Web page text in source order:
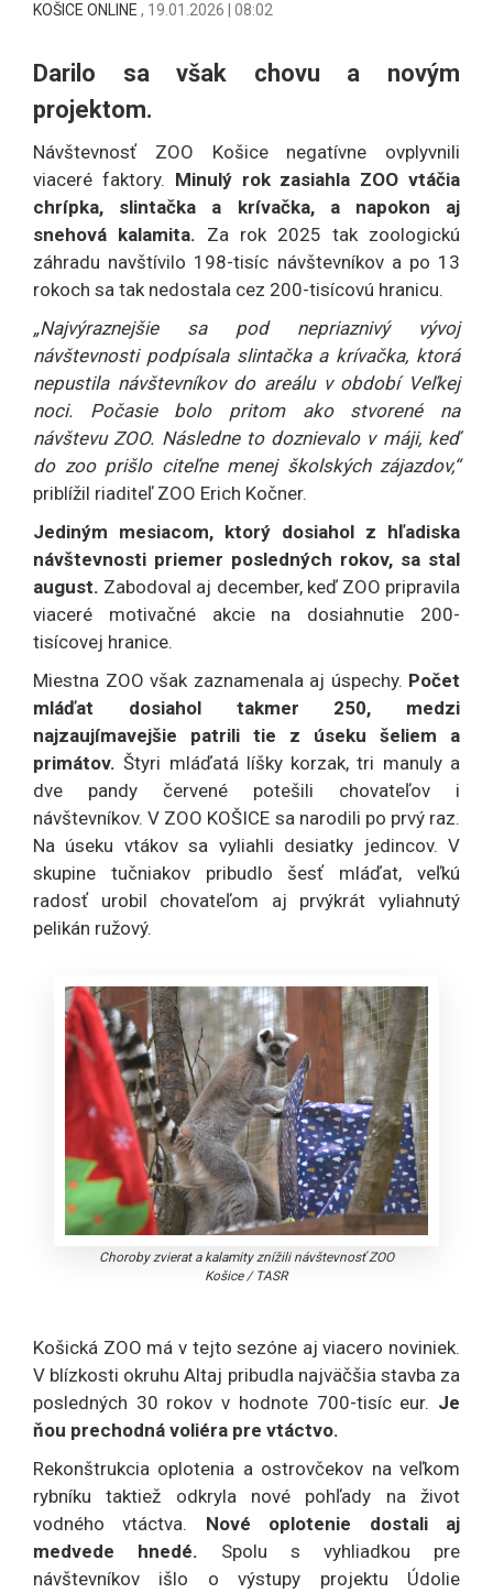
KOŠICE ONLINE , 19.01.2026 | 08:02
Darilo sa však chovu a novým
projektom.
Návštevnosť ZOO Košice negatívne ovplyvnili
viaceré faktory. Minulý rok zasiahla ZOO vtáčia
chrípka, slintačka a krívačka, a napokon aj
snehová kalamita. Za rok 2025 tak zoologickú
záhradu navštívilo 198-tisíc návštevníkov a po 13
rokoch sa tak nedostala cez 200-tisícovú hranicu.
„Najvýraznejšie sa pod nepriaznivý vývoj
návštevnosti podpísala slintačka a krívačka, ktorá
nepustila návštevníkov do areálu v období Veľkej
noci. Počasie bolo pritom ako stvorené na
návštevu ZOO. Následne to doznievalo v máji, keď
do zoo prišlo citeľne menej školských zájazdov,“
priblížil riaditeľ ZOO Erich Kočner.
Jediným mesiacom, ktorý dosiahol z hľadiska
návštevnosti priemer posledných rokov, sa stal
august. Zabodoval aj december, keď ZOO pripravila
viaceré motivačné akcie na dosiahnutie 200-
tisícovej hranice.
Miestna ZOO však zaznamenala aj úspechy. Počet
mláďat dosiahol takmer 250, medzi
najzaujímavejšie patrili tie z úseku šeliem a
primátov.Štyri mláďatá líšky korzak, tri manuly a
dve pandy červené potešili chovateľov i
návštevníkov. V ZOO KOŠICE sa narodili po prvý raz.
Na úseku vtákov sa vyliahli desiatky jedincov. V
skupine tučniakov pribudlo šesť mláďat, veľkú
radosť urobil chovateľom aj prvýkrát vyliahnutý
pelikán ružový.
Choroby zvierat a kalamity znížili návštevnosť ZOO
Košice/ TASR
Košická ZOO má v tejto sezóne aj viacero noviniek.
V blízkosti okruhu Altaj pribudla najväčšia stavba za
posledných 30 rokov v hodnote 700-tisíc eur. Je
ňou prechodná voliéra pre vtáctvo.
Rekonštrukcia oplotenia a ostrovčekov na veľkom
rybníku taktiež odkryla nové pohľady na život
vodného vtáctva. Nové oplotenie dostali aj
medvede hnedé. Spolu s vyhliadkou pre
návštevníkov išlo o výstupy projektu Údolie